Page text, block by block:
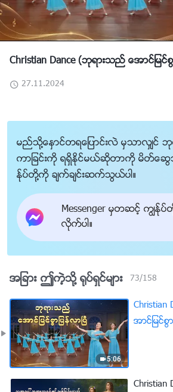
Christian Dance (ဘုရားသည္ ေအာင္ျမင္စ
27.11.2024
မည္သို႔ေႏွာင္တရေျပာင္းလဲ မွသာလွ်င္
ကာျခင္းကို ရရွိႏိုင္မယ္ဆိုတာကို မိတ္ေဆြသိ
န္ုပ္တို႔ကို ခ်က္ခ်င္းဆက္သြယ္ပါ။
Messenger မွတဆင့္ ကြၽ
လိုက္ပါ။
အျခား ဤကဲ့သို႔ ႐ုပ္ရွင္မ်ား 73/158
5:06
အာင္ျမင္စြ